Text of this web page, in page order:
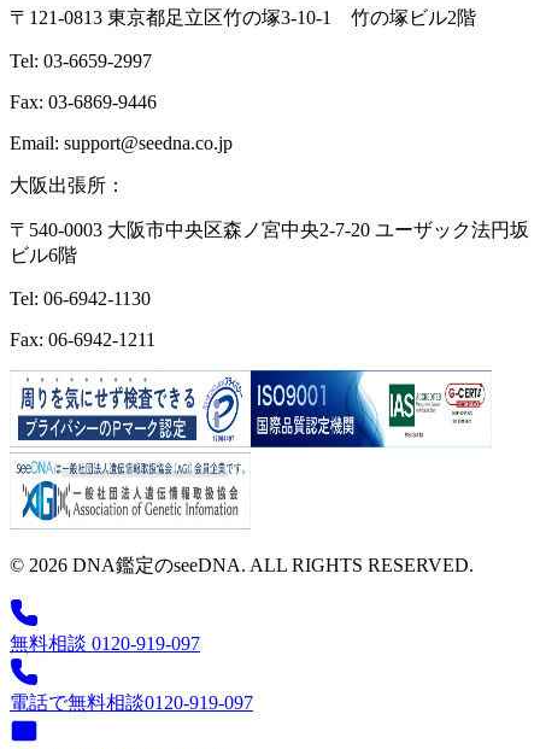
〒121-0813 東京都足立区竹の塚3-10-1 竹の塚ビル2階
Tel: 03-6659-2997
Fax: 03-6869-9446
Email: support@seedna.co.jp
大阪出張所：
〒540-0003 大阪市中央区森ノ宮中央2-7-20 ユーザック法円坂
ビル6階
Tel: 06-6942-1130
Fax: 06-6942-1211
© 2026 DNA鑑定のseeDNA. ALL RIGHTS RESERVED.
無料相談 0120-919-097
電話で無料相談0120-919-097